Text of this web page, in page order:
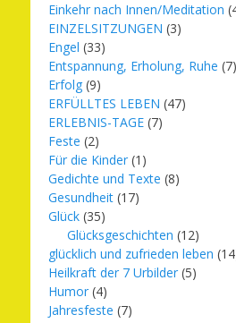
Einkehr nach Innen/Meditation
EINZELSITZUNGEN (3)
Engel (33)
Entspannung, Erholung, Ruhe (7)
Erfolg (9)
ERFÜLLTES LEBEN (47)
ERLEBNIS-TAGE (7)
Feste (2)
Für die Kinder (1)
Gedichte und Texte (8)
Gesundheit (17)
Glück (35)
Glücksgeschichten (12)
glücklich und zufrieden leben
Heilkraft der 7 Urbilder (5)
Humor (4)
Jahresfeste (7)